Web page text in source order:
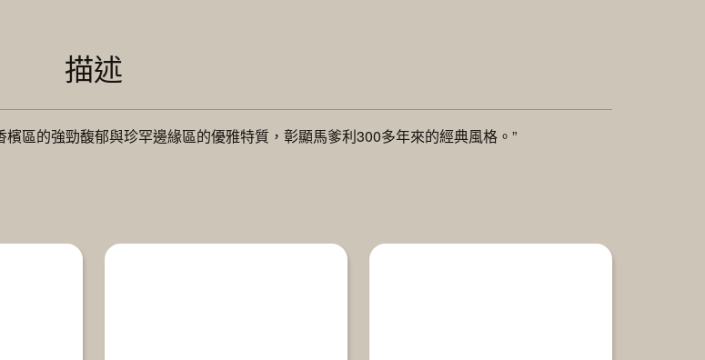
描述
區的強勁馥郁與珍罕邊緣區的優雅特質，彰顯馬爹利300多年來的經典風格。”